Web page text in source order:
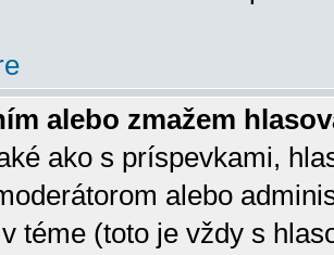
alebo zmažem
ako s príspevkami,
alebo
téme (toto je vždy s